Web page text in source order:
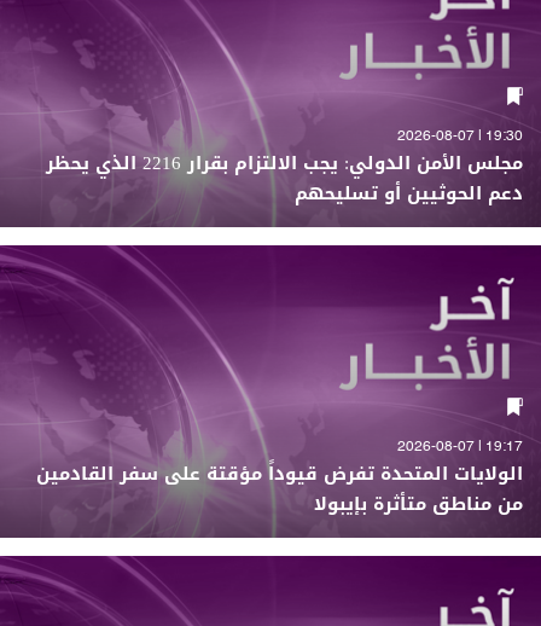
19:30 | 2026-08-07
مجلس الأمن الدولي: يجب الالتزام بقرار 2216 الذي يحظر
دعم الحوثيين أو تسليحهم
19:17 | 2026-08-07
الولايات المتحدة تفرض قيوداً مؤقتة على سفر القادمين
من مناطق متأثرة بإيبولا